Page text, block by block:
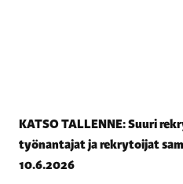
KATSO TALLENNE: Suuri
työnantajat ja rekrytoijat
10.6.2026